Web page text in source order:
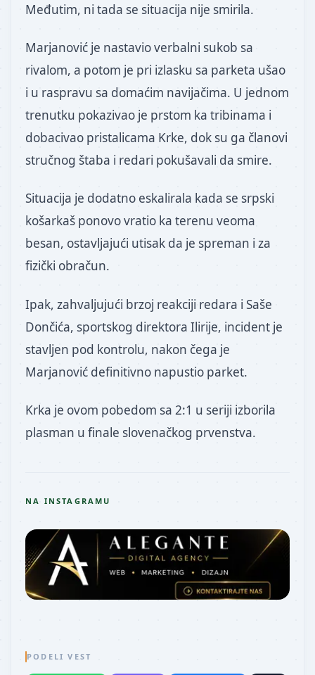
Međutim, ni tada se situacija nije smirila.
Marjanović je nastavio verbalni sukob sa
rivalom, a potom je pri izlasku sa parketa ušao
i u raspravu sa domaćim navijačima. U jednom
trenutku pokazivao je prstom ka tribinama i
dobacivao pristalicama Krke, dok su ga članovi
stručnog štaba i redari pokušavali da smire.
Situacija je dodatno eskalirala kada se srpski
košarkaš ponovo vratio ka terenu veoma
besan, ostavljajući utisak da je spreman i za
fizički obračun.
Ipak, zahvaljujući brzoj reakciji redara i Saše
Dončića, sportskog direktora Ilirije, incident je
stavljen pod kontrolu, nakon čega je
Marjanović definitivno napustio parket.
Krka je ovom pobedom sa 2:1 u seriji izborila
plasman u finale slovenačkog prvenstva.
NA INSTAGRAMU
PODELI VEST